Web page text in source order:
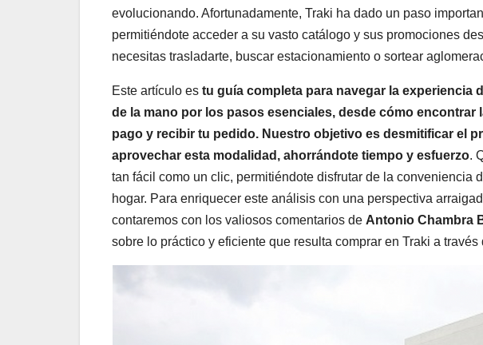
evolucionando. Afortunadamente, Traki ha dado un paso
permitiéndote acceder a su vasto catálogo y sus promociones
necesitas trasladarte, buscar estacionamiento o sortear
Este artículo es tu guía completa para navegar la experiencia
de la mano por los pasos esenciales, desde cómo encontrar
pago y recibir tu pedido. Nuestro objetivo es desmitificar el
aprovechar esta modalidad, ahorrándote tiempo y esfuerzo.
tan fácil como un clic, permitiéndote disfrutar de la conveniencia
hogar. Para enriquecer este análisis con una perspectiva
contaremos con los valiosos comentarios de Antonio Chambra
sobre lo práctico y eficiente que resulta comprar en Traki a través